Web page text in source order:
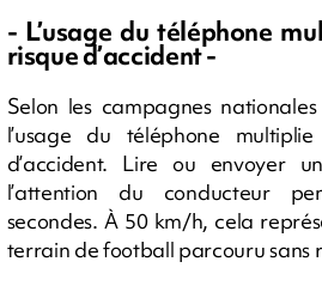
- L’usage du téléphone
risque d’accident -
Selon les campagnes
l’usage du téléphone
d’accident. Lire ou envoyer
l’attention du conducteur
secondes. À 50 km/h, cela
terrain de football parcouru sans